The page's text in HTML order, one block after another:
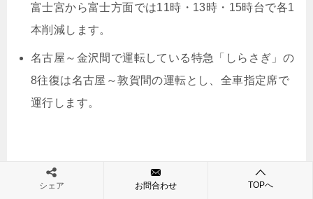
富士宮から富士方面では11時・13時・15時台で各1
本削減します。
名古屋～金沢間で運転している特急「しらさぎ」の
8往復は名古屋～敦賀間の運転とし、全車指定席で
運行します。
シェア お問合わせ TOPへ